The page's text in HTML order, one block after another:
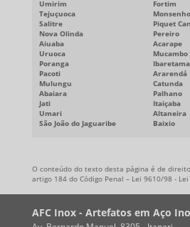
Umirim
Fortim
Tejuçuoca
Salitre
Piquet
Nova Olinda
Pereiro
Aiuaba
Acarape
Uruoca
Mucambo
Poranga
Ibaretama
Pacoti
Ararendá
Mulungu
Catunda
Abaiara
Palhano
Jati
Itaiçaba
Umari
Altaneira
São João do Jaguaribe
Baixio
O conteúdo do texto desta página é de
artigo 184 do Código Penal – Lei 9610/98 -
AFC Inox - Artefatos em Aço